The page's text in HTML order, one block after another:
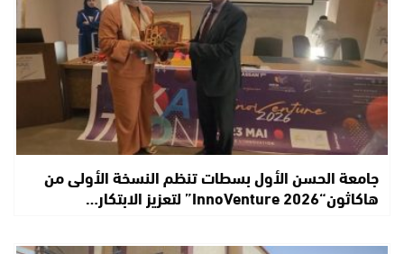
جامعة الحسن الأول بسطات تنظم النسخة الأولى من
هاكاثون“InnoVenture 2026” لتعزيز الابتكار…